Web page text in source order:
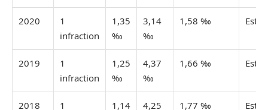
2020
1
infraction
1,35
‰
3,14
‰
1,58 ‰
2019
1
infraction
1,25
‰
4,37
‰
1,66 ‰
2018
1
1,14
4,25
1,77 ‰